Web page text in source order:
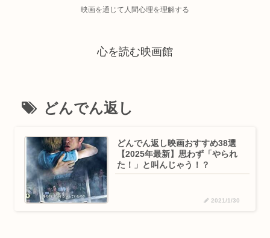
映画を通じて人間心理を理解する
心を読む映画館
どんでん返し
どんでん返し映画おすすめ38選
【2025年最新】思わず「やられ
た！」と叫んじゃう！？
2021/1/30